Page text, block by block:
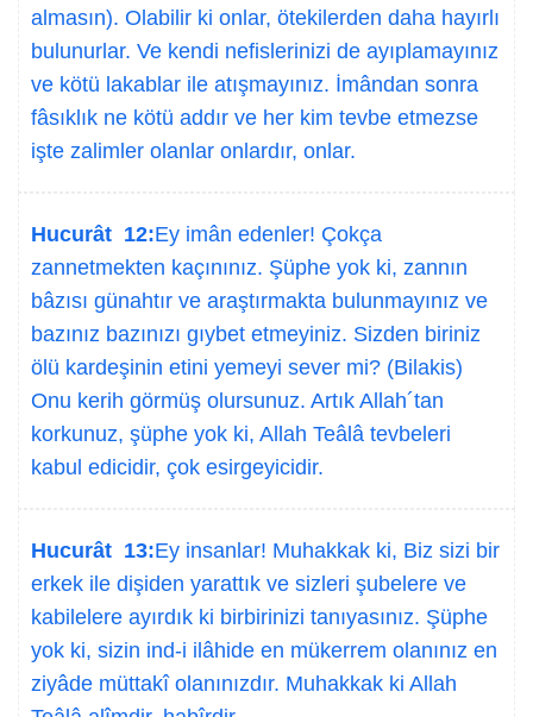
almasın). Olabilir ki onlar, ötekilerden daha hayırlı
bulunurlar. Ve kendi nefislerinizi de ayıplamayınız
ve kötü lakablar ile atışmayınız. İmândan sonra
fâsıklık ne kötü addır ve her kim tevbe etmezse
işte zalimler olanlar onlardır, onlar.
Hucurât 12:Ey imân edenler! Çokça
zannetmekten kaçınınız. Şüphe yok ki, zannın
bâzısı günahtır ve araştırmakta bulunmayınız ve
bazınız bazınızı gıybet etmeyiniz. Sizden biriniz
ölü kardeşinin etini yemeyi sever mi? (Bilakis)
Onu kerih görmüş olursunuz. Artık Allah´tan
korkunuz, şüphe yok ki, Allah Teâlâ tevbeleri
kabul edicidir, çok esirgeyicidir.
Hucurât 13:Ey insanlar! Muhakkak ki, Biz sizi bir
erkek ile dişiden yarattık ve sizleri şubelere ve
kabilelere ayırdık ki birbirinizi tanıyasınız. Şüphe
yok ki, sizin ind-i ilâhide en mükerrem olanınız en
ziyâde müttakî olanınızdır. Muhakkak ki Allah